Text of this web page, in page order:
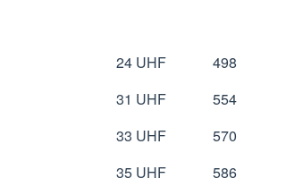
24 UHF
498
31 UHF
554
33 UHF
570
35 UHF
586